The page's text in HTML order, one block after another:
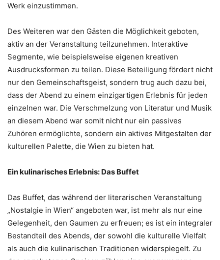
Werk einzustimmen.
Des Weiteren war den Gästen die Möglichkeit geboten,
aktiv an der Veranstaltung teilzunehmen. Interaktive
Segmente, wie beispielsweise eigenen kreativen
Ausdrucksformen zu teilen. Diese Beteiligung fördert nicht
nur den Gemeinschaftsgeist, sondern trug auch dazu bei,
dass der Abend zu einem einzigartigen Erlebnis für jeden
einzelnen war. Die Verschmelzung von Literatur und Musik
an diesem Abend war somit nicht nur ein passives
Zuhören ermöglichte, sondern ein aktives Mitgestalten der
kulturellen Palette, die Wien zu bieten hat.
Ein kulinarisches Erlebnis: Das Buffet
Das Buffet, das während der literarischen Veranstaltung
„Nostalgie in Wien“ angeboten war, ist mehr als nur eine
Gelegenheit, den Gaumen zu erfreuen; es ist ein integraler
Bestandteil des Abends, der sowohl die kulturelle Vielfalt
als auch die kulinarischen Traditionen widerspiegelt. Zu